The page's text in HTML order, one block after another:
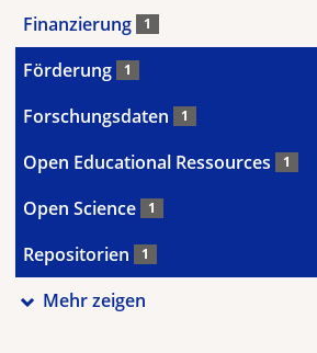
Finanzierung 1
Förderung 1
Forschungsdaten 1
Open Educational Ressources 1
Open Science 1
Repositorien 1
Mehr zeigen